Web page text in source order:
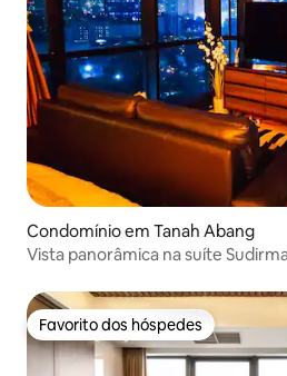
Condomínio em Tanah Abang
Vista panorâmica na suíte
Favorito dos hóspedes
Favorito dos hóspedes